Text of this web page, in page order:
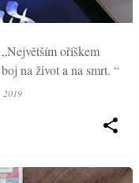
oříškem
na život a na smrt. “
2019